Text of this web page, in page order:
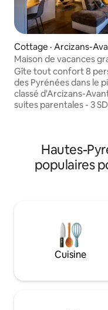
Cottage · Arcizans-
Maison de vacances
avec Sauna
Gîte tout confort 8
des Pyrénées dans le
classé d'Arcizans-Avant - 4 ch dont
suites parentales - 3
ping-pong,... Niché
des Pyrénées, à 2 pas
Parc Animalier
Hautes-
populaires
Cuisine